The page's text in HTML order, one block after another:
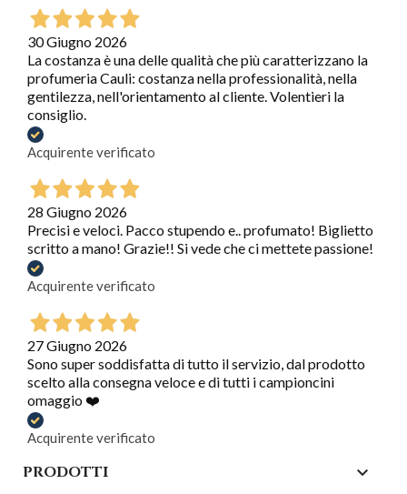
30 Giugno 2026
La costanza è una delle qualità che più caratterizzano la
profumeria Cauli: costanza nella professionalità, nella
gentilezza, nell'orientamento al cliente. Volentieri la
consiglio.
Acquirente verificato
28 Giugno 2026
Precisi e veloci. Pacco stupendo e.. profumato! Biglietto
scritto a mano! Grazie!! Si vede che ci mettete passione!
Acquirente verificato
27 Giugno 2026
Sono super soddisfatta di tutto il servizio, dal prodotto
scelto alla consegna veloce e di tutti i campioncini
omaggio ❤️
Acquirente verificato
PRODOTTI 